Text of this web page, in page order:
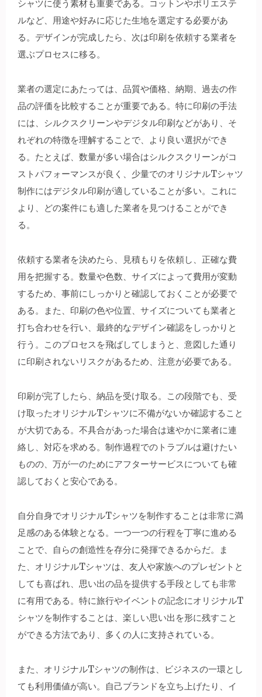
シャツに使う素材も重要である。コットンやポリエステ
ルなど、用途や好みに応じた生地を選定する必要があ
る。デザインが完成したら、次は印刷を依頼する業者を
選ぶプロセスに移る。
業者の選定にあたっては、品質や価格、納期、過去の作
品の評価を比較することが重要である。特に印刷の手法
には、シルクスクリーンやデジタル印刷などがあり、そ
れぞれの特徴を理解することで、より良い選択ができ
る。たとえば、数量が多い場合はシルクスクリーンがコ
ストパフォーマンスが良く、少量でのオリジナルTシャツ
制作にはデジタル印刷が適していることが多い。これに
より、どの案件にも適した業者を見つけることができ
る。
依頼する業者を決めたら、見積もりを依頼し、正確な費
用を把握する。数量や色数、サイズによって費用が変動
するため、事前にしっかりと確認しておくことが必要で
ある。また、印刷の色や位置、サイズについても業者と
打ち合わせを行い、最終的なデザイン確認をしっかりと
行う。このプロセスを飛ばしてしまうと、意図した通り
に印刷されないリスクがあるため、注意が必要である。
印刷が完了したら、納品を受け取る。この段階でも、受
け取ったオリジナルTシャツに不備がないか確認すること
が大切である。不具合があった場合は速やかに業者に連
絡し、対応を求める。制作過程でのトラブルは避けたい
ものの、万が一のためにアフターサービスについても確
認しておくと安心である。
自分自身でオリジナルTシャツを制作することは非常に満
足感のある体験となる。一つ一つの行程を丁寧に進める
ことで、自らの創造性を存分に発揮できるからだ。ま
た、オリジナルTシャツは、友人や家族へのプレゼントと
しても喜ばれ、思い出の品を提供する手段としても非常
に有用である。特に旅行やイベントの記念にオリジナルT
シャツを制作することは、楽しい思い出を形に残すこと
ができる方法であり、多くの人に支持されている。
また、オリジナルTシャツの制作は、ビジネスの一環とし
ても利用価値が高い。自己ブランドを立ち上げたり、イ